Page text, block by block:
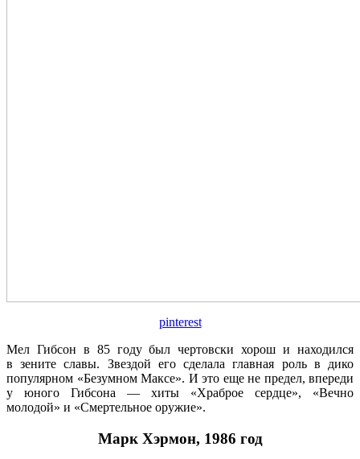
pinterest
Мел Гибсон в 85 году был чертовски хорош и находился
в зените славы. Звездой его сделала главная роль в дико
популярном «Безумном Максе». И это еще не предел, впереди
у юного Гибсона — хиты «Храброе сердце», «Вечно
молодой» и «Смертельное оружие».
Марк Хэрмон, 1986 год